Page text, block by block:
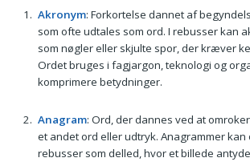
Akronym: Forkortelse dannet af
som ofte udtales som ord. I rebusser kan
som nøgler eller skjulte spor, der kræver
Ordet bruges i fagjargon, teknologi og
komprimere betydninger.
Anagram: Ord, der dannes ved at
et andet ord eller udtryk. Anagrammer
rebusser som delled, hvor et billede